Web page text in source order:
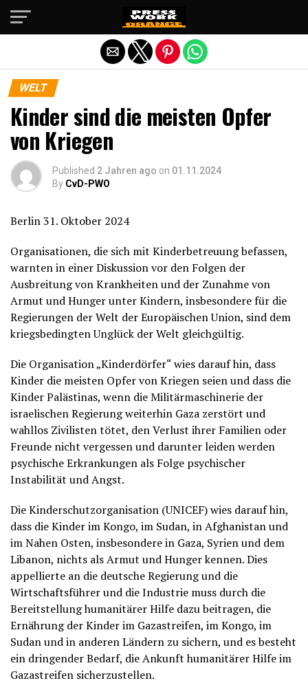
WELT
Kinder sind die meisten Opfer
von Kriegen
Published 2 Jahren ago on 01.11.2024
By CvD-PWO
Berlin 31. Oktober 2024
Organisationen, die sich mit Kinderbetreuung befassen,
warnten in einer Diskussion vor den Folgen der
Ausbreitung von Krankheiten und der Zunahme von
Armut und Hunger unter Kindern, insbesondere für die
Regierungen der Welt der Europäischen Union, sind dem
kriegsbedingten Unglück der Welt gleichgültig.
Die Organisation „Kinderdörfer“ wies darauf hin, dass
Kinder die meisten Opfer von Kriegen seien und dass die
Kinder Palästinas, wenn die Militärmaschinerie der
israelischen Regierung weiterhin Gaza zerstört und
wahllos Zivilisten tötet, den Verlust ihrer Familien oder
Freunde nicht vergessen und darunter leiden werden
psychische Erkrankungen als Folge psychischer
Instabilität und Angst.
Die Kinderschutzorganisation (UNICEF) wies darauf hin,
dass die Kinder im Kongo, im Sudan, in Afghanistan und
im Nahen Osten, insbesondere in Gaza, Syrien und dem
Libanon, nichts als Armut und Hunger kennen. Dies
appellierte an die deutsche Regierung und die
Wirtschaftsführer und die Industrie muss durch die
Bereitstellung humanitärer Hilfe dazu beitragen, die
Ernährung der Kinder im Gazastreifen, im Kongo, im
Sudan und in anderen Ländern zu sichern, und es besteht
ein dringender Bedarf, die Ankunft humanitärer Hilfe im
Gazastreifen sicherzustellen.
Die mobile Version verlassen